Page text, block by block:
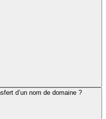
d’un nom de domaine ?